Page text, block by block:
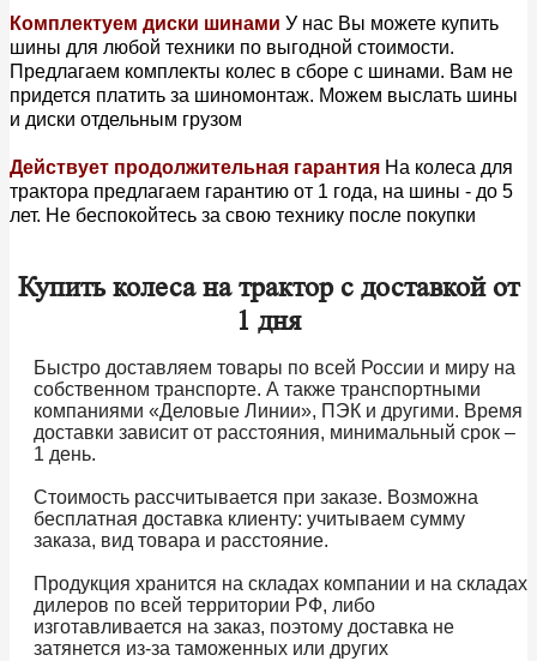
Комплектуем диски шинами У нас Вы можете купить
шины для любой техники по выгодной стоимости.
Предлагаем комплекты колес в сборе с шинами. Вам не
придется платить за шиномонтаж. Можем выслать шины
и диски отдельным грузом
Действует продолжительная гарантия На колеса для
трактора предлагаем гарантию от 1 года, на шины - до 5
лет. Не беспокойтесь за свою технику после покупки
Купить колеса на трактор с доставкой от
1 дня
Быстро доставляем товары по всей России и миру на
собственном транспорте. А также транспортными
компаниями «Деловые Линии», ПЭК и другими. Время
доставки зависит от расстояния, минимальный срок –
1 день.
Стоимость рассчитывается при заказе. Возможна
бесплатная доставка клиенту: учитываем сумму
заказа, вид товара и расстояние.
Продукция хранится на складах компании и на складах
дилеров по всей территории РФ, либо
изготавливается на заказ, поэтому доставка не
затянется из-за таможенных или других